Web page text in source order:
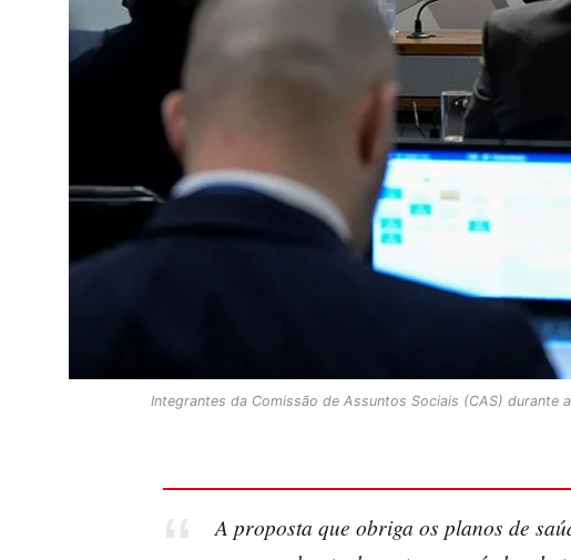
Integrantes da Comissão de Assuntos Sociais (CAS) durante
A proposta que obriga os planos de